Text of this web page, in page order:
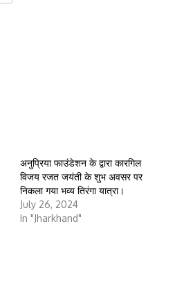
अनुप्रिया फाउंडेशन के द्वारा कारगिल
विजय रजत जयंती के शुभ अवसर पर
निकला गया भव्य तिरंगा यात्रा।
July 26, 2024
In "Jharkhand"